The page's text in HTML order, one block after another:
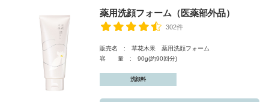
薬用洗顔フォーム（医薬部外品）
302件
販売名 : 草花木果 薬用洗顔フォーム
容 量 : 90g(約90回分)
洗顔料